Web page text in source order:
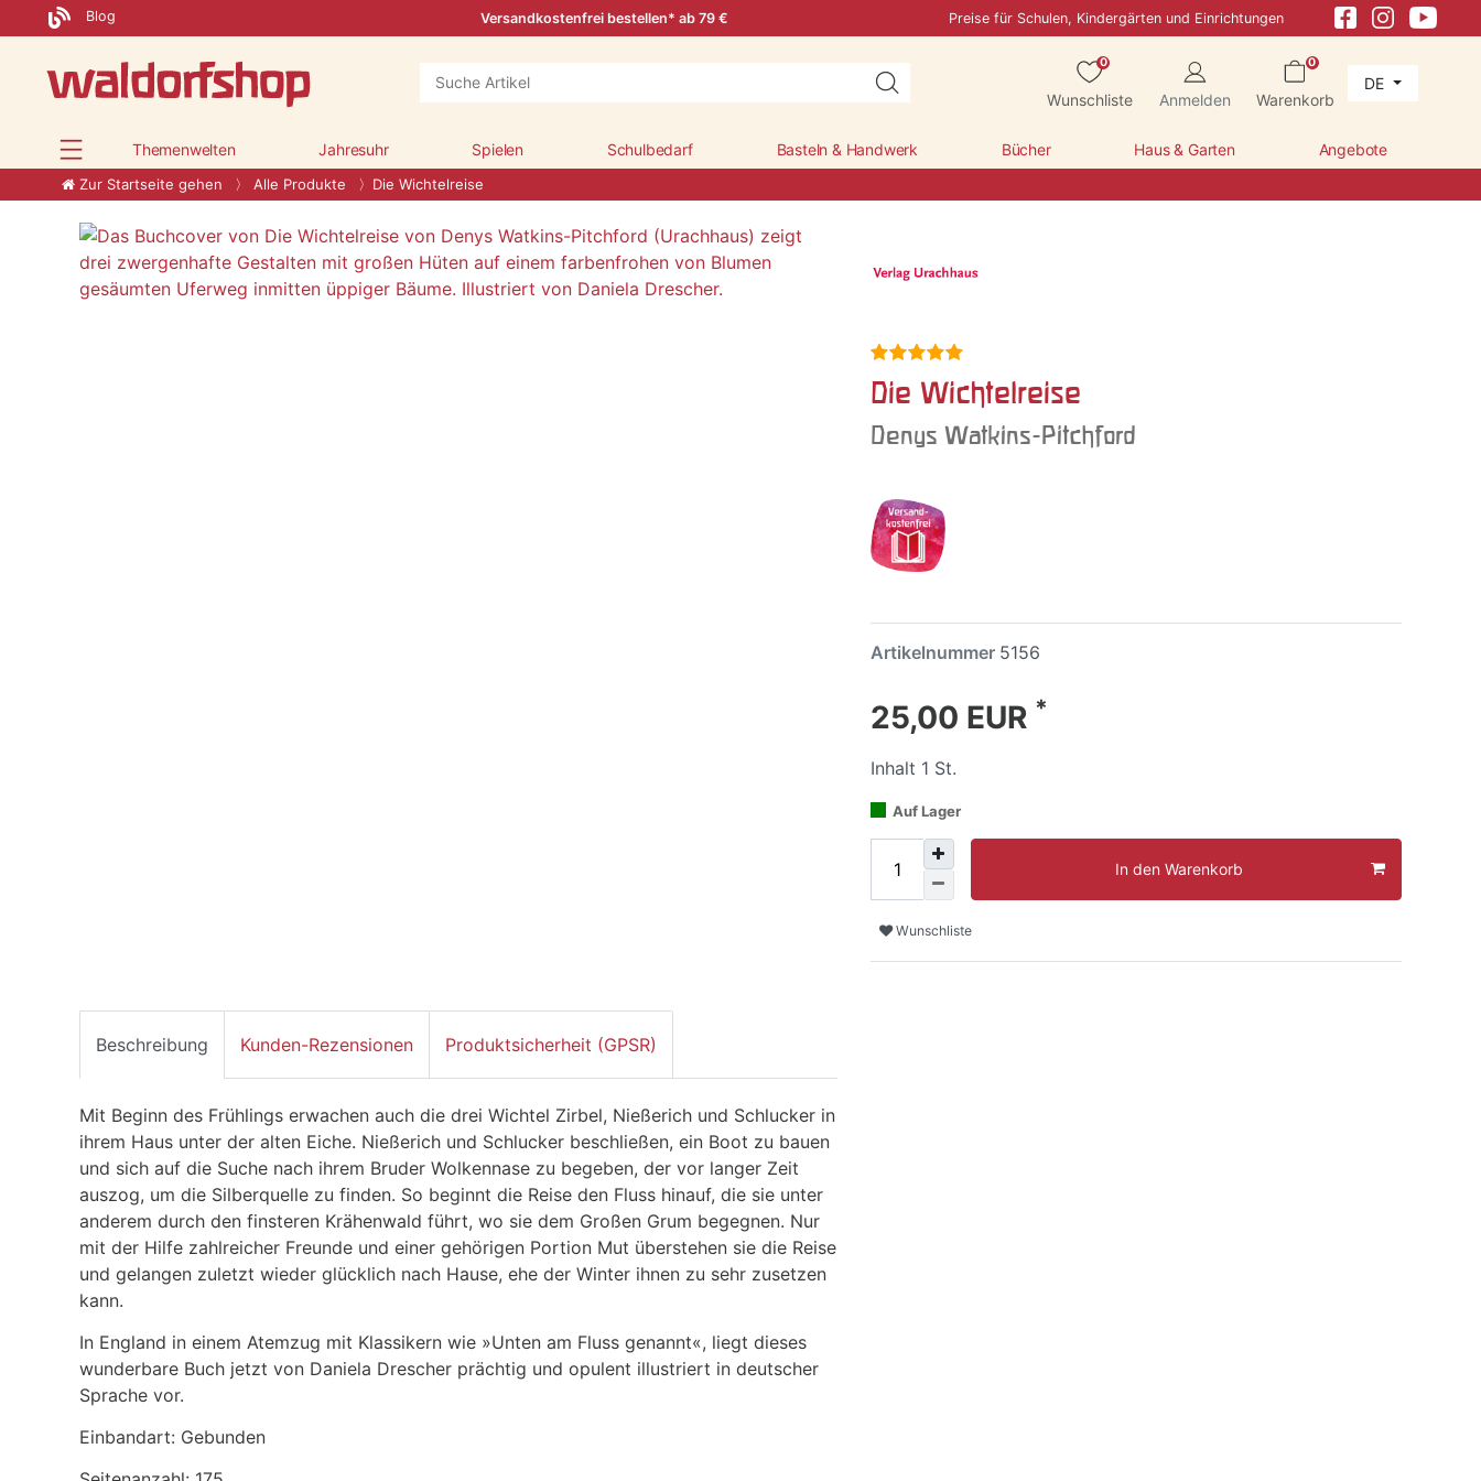
Blog Versandkostenfrei bestellen* ab 79 € Preise für Schulen, Kindergärten und Einrichtungen
0
Wunschliste Anmelden
0
Warenkorb
DE
Themenwelten Jahresuhr Spielen Schulbedarf Basteln & Handwerk Bücher Haus & Garten Angebote
Zur Startseite gehen Alle Produkte Die Wichtelreise
Die Wichtelreise
Denys Watkins-Pitchford
Artikelnummer 5156
25,00 EUR *
Inhalt 1 St.
Auf Lager
In den Warenkorb
Wunschliste
Beschreibung Kunden-Rezensionen Produktsicherheit (GPSR)
Mit Beginn des Frühlings erwachen auch die drei Wichtel Zirbel, Nießerich und Schlucker in
ihrem Haus unter der alten Eiche. Nießerich und Schlucker beschließen, ein Boot zu bauen
und sich auf die Suche nach ihrem Bruder Wolkennase zu begeben, der vor langer Zeit
auszog, um die Silberquelle zu finden. So beginnt die Reise den Fluss hinauf, die sie unter
anderem durch den finsteren Krähenwald führt, wo sie dem Großen Grum begegnen. Nur
mit der Hilfe zahlreicher Freunde und einer gehörigen Portion Mut überstehen sie die Reise
und gelangen zuletzt wieder glücklich nach Hause, ehe der Winter ihnen zu sehr zusetzen
kann.
In England in einem Atemzug mit Klassikern wie »Unten am Fluss genannt«, liegt dieses
wunderbare Buch jetzt von Daniela Drescher prächtig und opulent illustriert in deutscher
Sprache vor.
Einbandart: Gebunden